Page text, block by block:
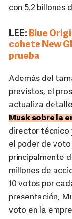
con 5.2 billones
LEE: Blue
cohete New
prueba
Además del
previstos, el
actualiza
Musk sobre la
director técnico
el poder de
principalmente
millones de
10 votos por
presentación,
voto en la